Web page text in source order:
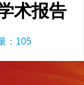
术报告
： 105